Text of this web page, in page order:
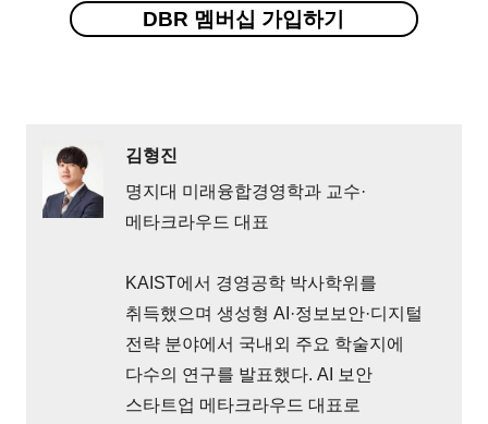
DBR 멤버십 가입하기
김형진
명지대 미래융합경영학과 교수·
메타크라우드 대표
KAIST에서 경영공학 박사학위를
취득했으며 생성형 AI·정보보안·디지털
전략 분야에서 국내외 주요 학술지에
다수의 연구를 발표했다. AI 보안
스타트업 메타크라우드 대표로